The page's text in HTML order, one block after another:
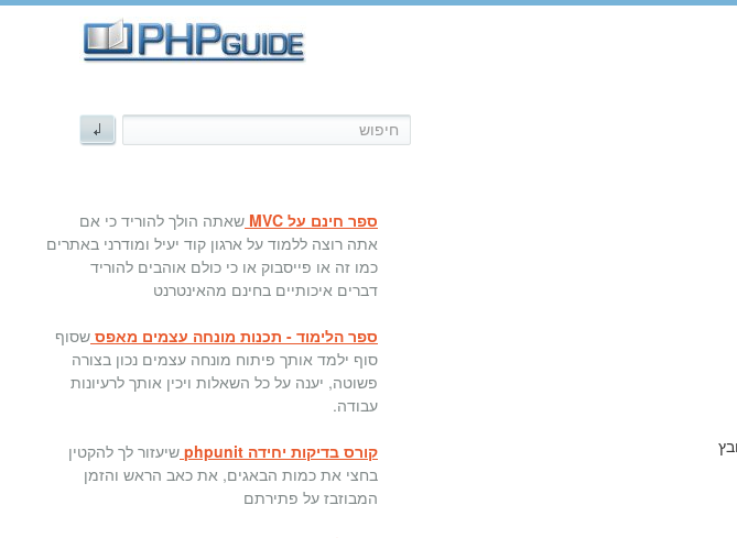
ספר חינם על MVC
שאתה הולך להוריד כי אם
אתה רוצה ללמוד על ארגון קוד יעיל ומודרני באתרים
כמו זה או פייסבוק או כי כולם אוהבים להוריד
דברים איכותיים בחינם מהאינטרנט
ספר הלימוד - תכנות מונחה עצמים מאפס שסוף
סוף ילמד אותך פיתוח מונחה עצמים נכון בצורה
פשוטה, יענה על כל השאלות ויכין אותך לרעיונות
עבודה.
קורס בדיקות יחידה phpunit
שיעזור לך להקטין
בחצי את כמות הבאגים, את כאב הראש והזמן
המבוזבז על פתירתם